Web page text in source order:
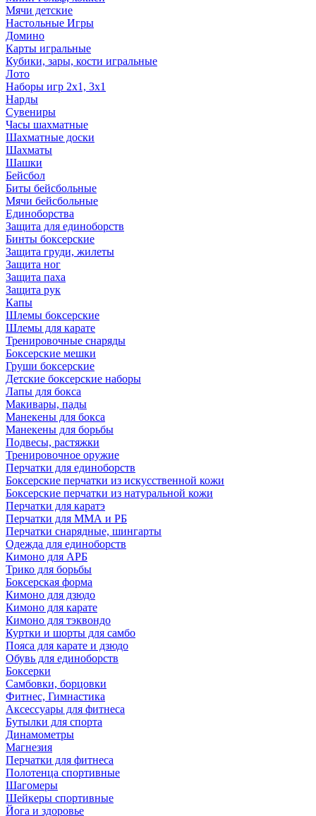
Мячи детские
Настольные Игры
Домино
Карты игральные
Кубики, зары, кости игральные
Лото
Наборы игр 2х1, 3х1
Нарды
Сувениры
Часы шахматные
Шахматные доски
Шахматы
Шашки
Бейсбол
Биты бейсбольные
Мячи бейсбольные
Единоборства
Защита для единоборств
Бинты боксерские
Защита груди, жилеты
Защита ног
Защита паха
Защита рук
Капы
Шлемы боксерские
Шлемы для карате
Тренировочные снаряды
Боксерские мешки
Груши боксерские
Детские боксерские наборы
Лапы для бокса
Макивары, пады
Манекены для бокса
Манекены для борьбы
Подвесы, растяжки
Тренировочное оружие
Перчатки для единоборств
Боксерские перчатки из искусственной кожи
Боксерские перчатки из натуральной кожи
Перчатки для каратэ
Перчатки для ММА и РБ
Перчатки снарядные, шингарты
Одежда для единоборств
Кимоно для АРБ
Трико для борьбы
Боксерская форма
Кимоно для дзюдо
Кимоно для карате
Кимоно для тэквондо
Куртки и шорты для самбо
Пояса для карате и дзюдо
Обувь для единоборств
Боксерки
Самбовки, борцовки
Фитнес, Гимнастика
Аксессуары для фитнеса
Бутылки для спорта
Динамометры
Магнезия
Перчатки для фитнеса
Полотенца спортивные
Шагомеры
Шейкеры спортивные
Йога и здоровье